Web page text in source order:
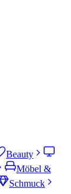
Beauty
Möbel &
Schmuck